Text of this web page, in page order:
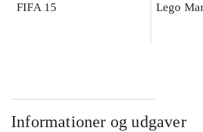
FIFA 15 Lego
Informationer og udgaver